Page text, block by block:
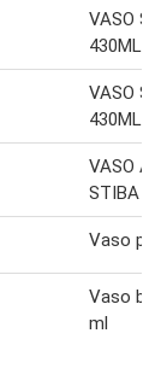
VASO
430ML
VASO
430ML
VASO
STIBA
Vaso
Vaso
ml